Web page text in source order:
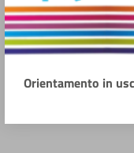
Orientamento in